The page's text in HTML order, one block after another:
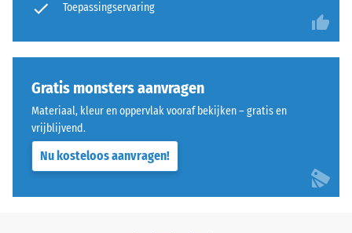
Toepassingservaring
Gratis monsters aanvragen
Materiaal, kleur en oppervlak vooraf bekijken – gratis en
vrijblijvend.
Nu kosteloos aanvragen!